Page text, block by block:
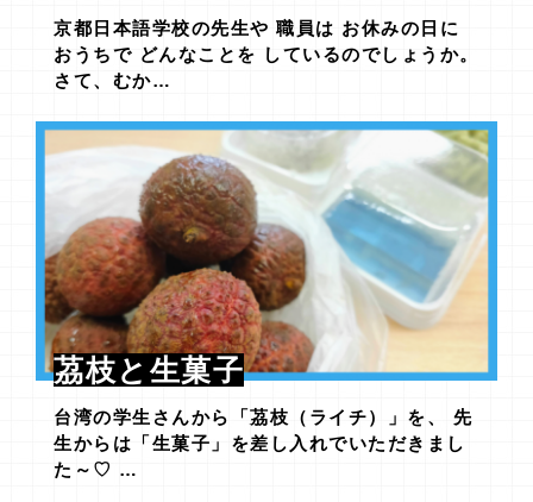
京都日本語学校の先生や 職員は お休みの日に
おうちで どんなことを しているのでしょうか。
さて、むか…
茘枝と生菓子
台湾の学生さんから「茘枝（ライチ）」を、 先
生からは「生菓子」を差し入れでいただきまし
た～♡ …